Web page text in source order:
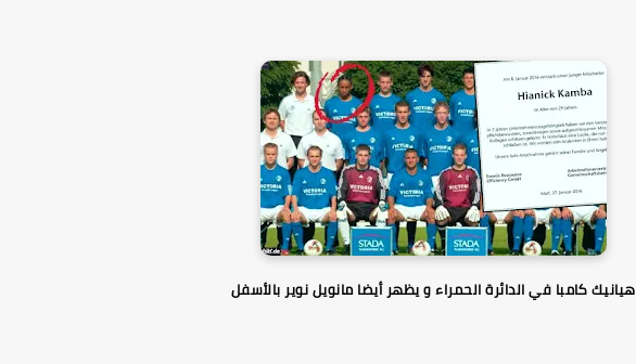
هيانيك كامبا في الدائرة الحمراء و يظهر أيضا مانويل نوير بالأسفل